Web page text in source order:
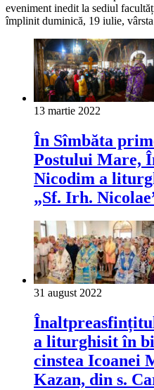
eveniment inedit la sediul
împlinit duminică, 19 iulie,
13 martie 2022
În Sîmbăta
Postului Mare,
Nicodim a
„Sf. Irh.
31 august 2022
a liturghisit în
cinstea Icoanei
Kazan, din s.